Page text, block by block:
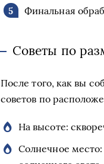
Финальная
Советы по
После того, как вы
советов по
На высоте:
Солнечное место: